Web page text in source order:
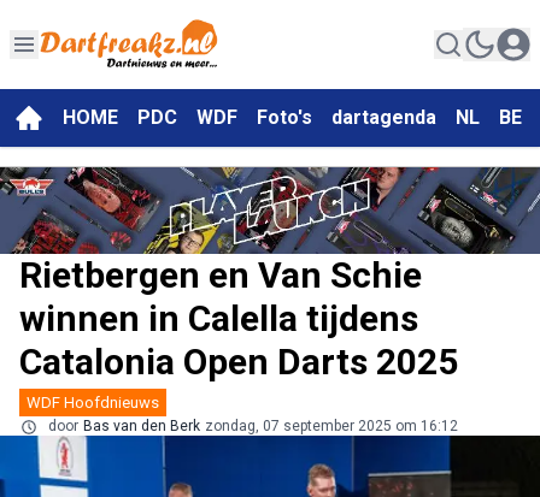
HOME PDC WDF Foto's dartagenda NL BE
Rietbergen en Van Schie
winnen in Calella tijdens
Catalonia Open Darts 2025
WDF Hoofdnieuws
door Bas van den Berk zondag, 07 september 2025 om 16:12